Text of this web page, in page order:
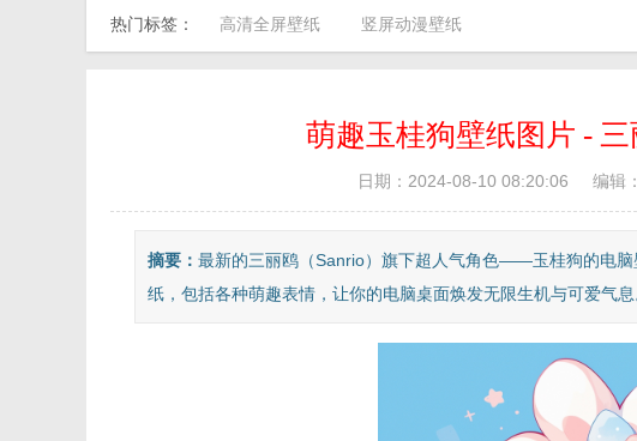
热门标签： 高清全屏壁纸 竖屏动漫壁纸
萌趣玉桂狗壁纸图片 -
日期：2024-08-10 08:20:06 编辑
摘要： 最新的三丽鸥（Sanrio）旗下超人气角色——玉桂狗的电
纸，包括各种萌趣表情，让你的电脑桌面焕发无限生机与可爱气息